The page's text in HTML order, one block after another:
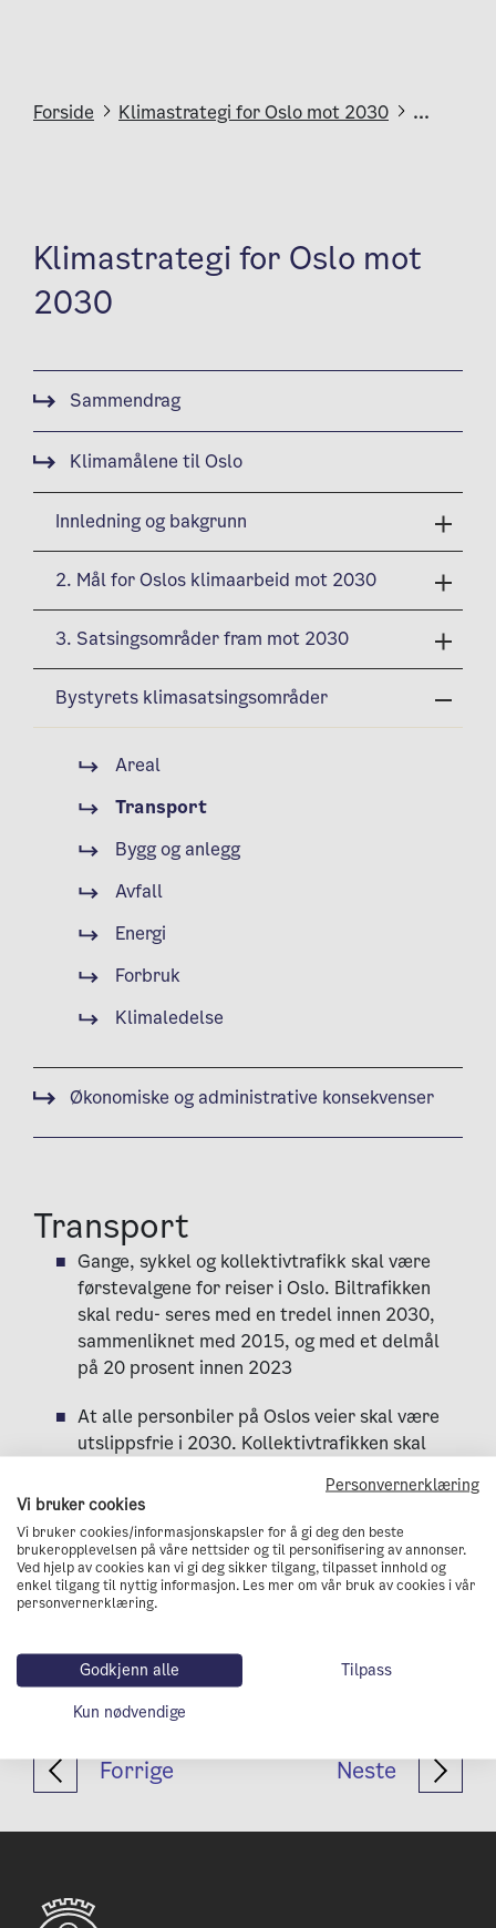
Forside Klimastrategi for Oslo mot 2030 ...
Klimastrategi for Oslo mot
2030
Sammendrag
Klimamålene til Oslo
Innledning og bakgrunn
2. Mål for Oslos klimaarbeid mot 2030
3. Satsingsområder fram mot 2030
Bystyrets klimasatsingsområder
Areal
Transport
Bygg og anlegg
Avfall
Energi
Forbruk
Klimaledelse
Økonomiske og administrative konsekvenser
Transport
Gange, sykkel og kollektivtrafikk skal være
førstevalgene for reiser i Oslo. Biltrafikken
skal redu- seres med en tredel innen 2030,
sammenliknet med 2015, og med et delmål
på 20 prosent innen 2023
At alle personbiler på Oslos veier skal være
utslippsfrie i 2030. Kollektivtrafikken skal
At alle varebiler skal være utslippsfrie. All
tungtransport i Oslo skal være utslippsfri
eller bruke bærekraftige fornybare drivstoff
innen 2030
Havnevirksomhet og ferdsel på fjorden skal
være tilnærmet utslippsfri
Forrige Neste
Personvernerklæring
Vi bruker cookies
Vi bruker cookies/informasjonskapsler for å gi deg den beste
brukeropplevelsen på våre nettsider og til personifisering av annonser.
Ved hjelp av cookies kan vi gi deg sikker tilgang, tilpasset innhold og
enkel tilgang til nyttig informasjon. Les mer om vår bruk av cookies i vår
personvernerklæring.
Godkjenn alle
Tilpass
Kun nødvendige